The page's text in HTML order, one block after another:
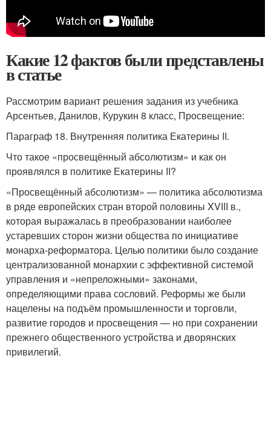
Какие 12 фактов были представлены
в статье
Рассмотрим вариант решения задания из учебника
Арсентьев, Данилов, Курукин 8 класс, Просвещение:
Параграф 18. Внутренняя политика Екатерины II.
Что такое «просвещённый абсолютизм» и как он
проявлялся в политике Екатерины II?
«Просвещённый абсолютизм» — политика абсолютизма
в ряде европейских стран второй половины XVIII в.,
которая выражалась в преобразовании наиболее
устаревших сторон жизни общества по инициативе
монарха-реформатора. Целью политики было создание
централизованной монархии с эффективной системой
управления и «непреложными» законами,
определяющими права сословий. Реформы же были
нацелены на подъём промышленности и торговли,
развитие городов и просвещения — но при сохранении
прежнего общественного устройства и дворянских
привилегий.